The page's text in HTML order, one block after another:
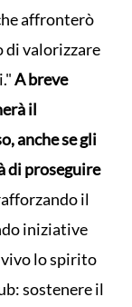
affronterò
di valorizzare
A breve
il
anche se gli
di proseguire
il
iniziative
vivo lo spirito
sostenere il